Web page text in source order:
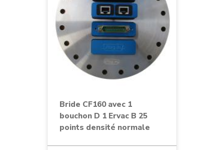
Bride CF160 avec 1
bouchon D 1 Ervac B 25
points densité normale